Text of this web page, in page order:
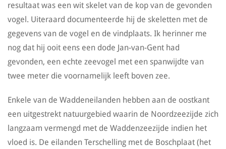
resultaat was een wit skelet van de kop van de gevonden
vogel. Uiteraard documenteerde hij de skeletten met de
gegevens van de vogel en de vindplaats. Ik herinner me
nog dat hij ooit eens een dode Jan-van-Gent had
gevonden, een echte zeevogel met een spanwijdte van
twee meter die voornamelijk leeft boven zee.
Enkele van de Waddeneilanden hebben aan de oostkant
een uitgestrekt natuurgebied waarin de Noordzeezijde zich
langzaam vermengd met de Waddenzeezijde indien het
vloed is. De eilanden Terschelling met de Boschplaat (het